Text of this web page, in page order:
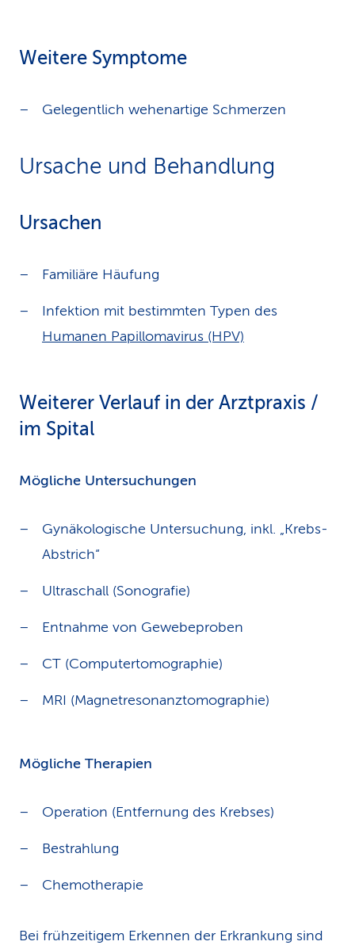
Weitere Symptome
Gelegentlich wehenartige Schmerzen
Ursache und Behandlung
Ursachen
Familiäre Häufung
Infektion mit bestimmten Typen des
Humanen Papillomavirus (HPV)
Weiterer Verlauf in der Arztpraxis /
im Spital
Mögliche Untersuchungen
Gynäkologische Untersuchung, inkl. „Krebs-
Abstrich“
Ultraschall (Sonografie)
Entnahme von Gewebeproben
CT (Computertomographie)
MRI (Magnetresonanztomographie)
Mögliche Therapien
Operation (Entfernung des Krebses)
Bestrahlung
Chemotherapie
Bei frühzeitigem Erkennen der Erkrankung sind